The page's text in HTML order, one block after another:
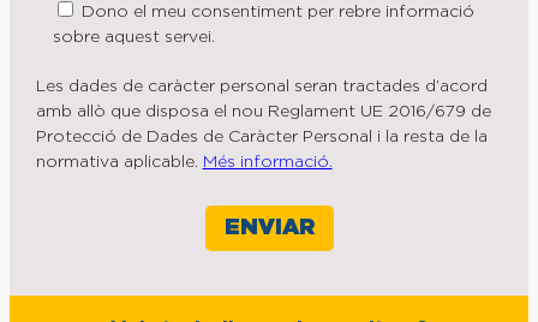
Dono el meu consentiment per rebre informació
sobre aquest servei.
Les dades de caràcter personal seran tractades d’acord
amb allò que disposa el nou Reglament UE 2016/679 de
Protecció de Dades de Caràcter Personal i la resta de la
normativa aplicable. Més informació.